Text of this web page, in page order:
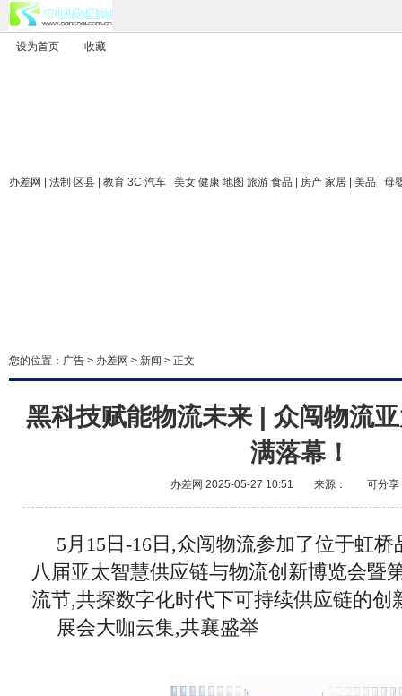
设为首页 收藏
办差网 | 法制 区县 | 教育 3C 汽车 | 美女 健康 地图 旅游 食品 | 房产 家居 | 美品 | 母
您的位置： 广告 > 办差网 > 新闻 > 正文
黑科技赋能物流未来 | 众闯物流
满落幕！
办差网 2025-05-27 10:51 来源： 可分享
5月15日-16日,众闯物流参加了位于虹
八届亚太智慧供应链与物流创新博览会暨
流节,共探数字化时代下可持续供应链的创
展会大咖云集,共襄盛举